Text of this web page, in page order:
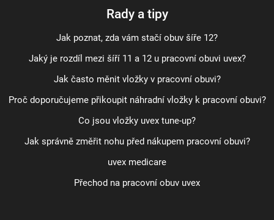
Rady a tipy
Jak poznat, zda vám stačí obuv šíře 12?
Jaký je rozdíl mezi šíří 11 a 12 u pracovní obuvi uvex?
Jak často měnit vložky v pracovní obuvi?
Proč doporučujeme přikoupit náhradní vložky k pracovní obuvi?
Co jsou vložky uvex tune-up?
Jak správně změřit nohu před nákupem pracovní obuvi?
uvex medicare
Přechod na pracovní obuv uvex